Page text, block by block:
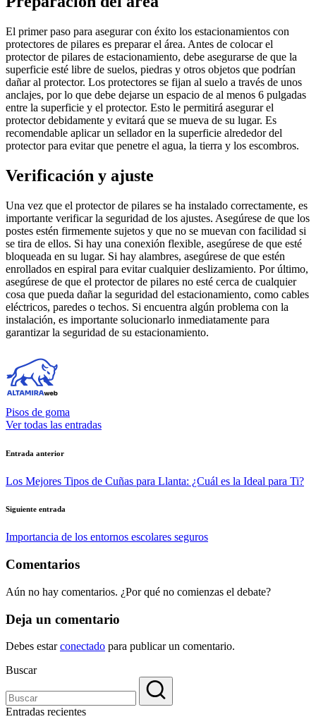
El primer paso para asegurar con éxito los estacionamientos con
protectores de pilares es preparar el área. Antes de colocar el
protector de pilares de estacionamiento, debe asegurarse de que la
superficie esté libre de suelos, piedras y otros objetos que podrían
dañar al protector. Los protectores se fijan al suelo a través de unos
anclajes, por lo que debe dejarse un espacio de al menos 6 pulgadas
entre la superficie y el protector. Esto le permitirá asegurar el
protector debidamente y evitará que se mueva de su lugar. Es
recomendable aplicar un sellador en la superficie alrededor del
protector para evitar que penetre el agua, la tierra y los escombros.
Verificación y ajuste
Una vez que el protector de pilares se ha instalado correctamente, es
importante verificar la seguridad de los ajustes. Asegúrese de que los
postes estén firmemente sujetos y que no se muevan con facilidad si
se tira de ellos. Si hay una conexión flexible, asegúrese de que esté
bloqueada en su lugar. Si hay alambres, asegúrese de que estén
enrollados en espiral para evitar cualquier deslizamiento. Por último,
asegúrese de que el protector de pilares no esté cerca de cualquier
cosa que pueda dañar la seguridad del estacionamiento, como cables
eléctricos, paredes o techos. Si encuentra algún problema con la
instalación, es importante solucionarlo inmediatamente para
garantizar la seguridad de su estacionamiento.
Pisos de goma
Ver todas las entradas
Navegación
de
Entrada anterior
Los Mejores Tipos de Cuñas para Llanta: ¿Cuál es la Ideal para Ti?
Siguiente entrada
Importancia de los entornos escolares seguros
Comentarios
Aún no hay comentarios. ¿Por qué no comienzas el debate?
Deja un comentario
Debes estarconectado para publicar un comentario.
Buscar
Entradas recientes